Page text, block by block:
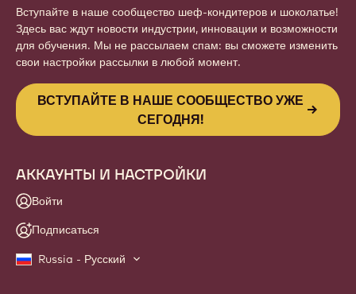
Вступайте в наше сообщество шеф-кондитеров и шоколатье!
Здесь вас ждут новости индустрии, инновации и возможности
для обучения. Мы не рассылаем спам: вы сможете изменить
свои настройки рассылки в любой момент.
ВСТУПАЙТЕ В НАШЕ СООБЩЕСТВО УЖЕ
СЕГОДНЯ!
АККАУНТЫ И НАСТРОЙКИ
Войти
Подписаться
Russia - Русский